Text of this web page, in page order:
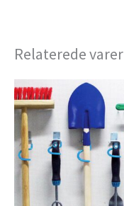
Relaterede varer